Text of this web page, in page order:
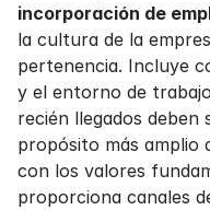
incorporación de
la cultura de la
pertenencia. Incluye
y el entorno de
recién llegados
propósito más amplio
con los valores
proporciona canales